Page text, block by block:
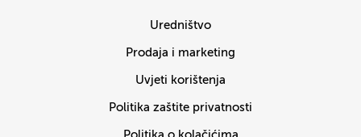
Uredništvo
Prodaja i marketing
Uvjeti korištenja
Politika zaštite privatnosti